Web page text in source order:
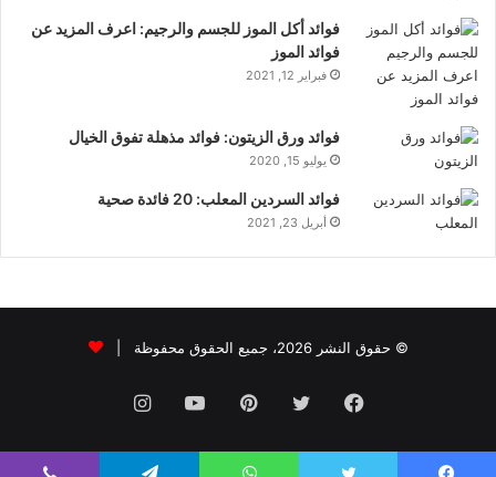
فوائد أكل الموز للجسم والرجيم: اعرف المزيد عن
فوائد الموز
فبراير 12, 2021
فوائد ورق الزيتون: فوائد مذهلة تفوق الخيال
يوليو 15, 2020
فوائد السردين المعلب: 20 فائدة صحية
أبريل 23, 2021
© حقوق النشر 2026، جميع الحقوق محفوظة |
فيسبوك تويتر بينتيريستيوتيوبانستقرام